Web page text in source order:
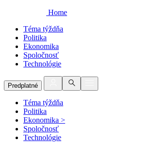
Home
Téma týždňa
Politika
Ekonomika
Spoločnosť
Technológie
Predplatné
Téma týždňa
Politika
Ekonomika >
Spoločnosť
Technológie